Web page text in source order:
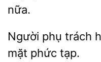
nữa.
phụ trách
tạp.